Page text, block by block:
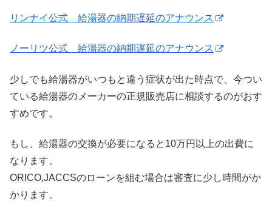
リンナイ公式 給湯器の納期遅延のアナウンス
ノーリツ公式 給湯器の納期遅延のアナウンス
少しでも給湯器がいつもと違う症状が出た時点で、今つい
ている給湯器のメーカーの正規販売店に相談するのがおす
すめです。
もし、給湯器の交換が必要になると10万円以上の出費に
なります。
ORICO,JACCSのローンを組む場合は審査に少し時間がか
かります。